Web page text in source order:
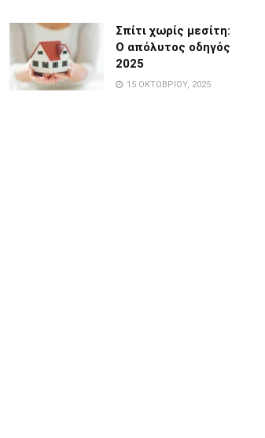
Σπίτι χωρίς μεσίτη:
Ο απόλυτος οδηγός
2025
15 ΟΚΤΩΒΡΊΟΥ, 2025